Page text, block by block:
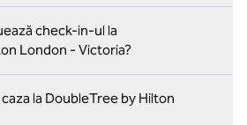
check-in-ul la
London - Victoria?
la DoubleTree by Hilton